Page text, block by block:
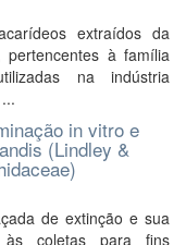
extraídos da
pertencentes à família
na indústria
in vitro e
(Lindley &
de extinção e sua
às coletas para fins